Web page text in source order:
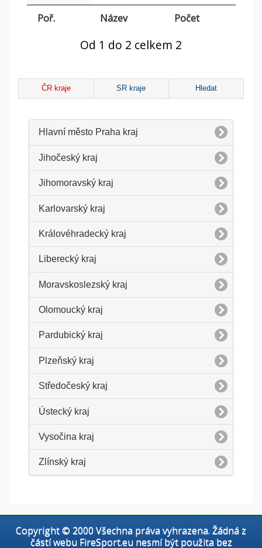
Poř.
Název Počet
Od 1 do 2 celkem 2
ČR kraje SR kraje Hledat
Hlavní město Praha kraj
Jihočeský kraj
Jihomoravský kraj
Karlovarský kraj
Královéhradecký kraj
Liberecký kraj
Moravskoslezský kraj
Olomoucký kraj
Pardubický kraj
Plzeňský kraj
Středočeský kraj
Ústecký kraj
Vysočina kraj
Zlínský kraj
Copyright © 2000 Všechna práva vyhrazena. Žádná z
částí webu FireSport.eu nesmí být použita bez